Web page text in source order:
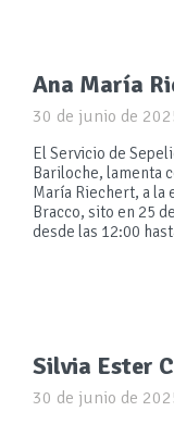
Ana María
30 de junio de
El Servicio de
Bariloche, lamenta
María Riechert, a la
Bracco, sito en 25
desde las 12:00
Silvia Ester
30 de junio de